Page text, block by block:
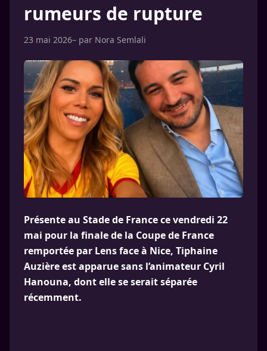
rumeurs de rupture
23 mai 2026– par Nora Semlali
Présente au Stade de France ce vendredi 22
mai pour la finale de la Coupe de France
remportée par Lens face à Nice, Tiphaine
Auzière est apparue sans l’animateur Cyril
Hanouna, dont elle se serait séparée
récemment.